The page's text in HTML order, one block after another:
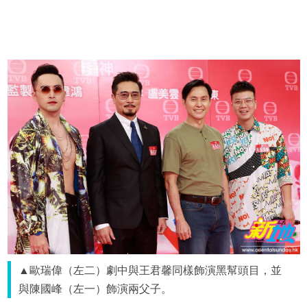
▲歐瑞偉（左二）劇中與王君馨同樣飾演黑幫頭目，並
與陳國峰（左一）飾演兩父子。